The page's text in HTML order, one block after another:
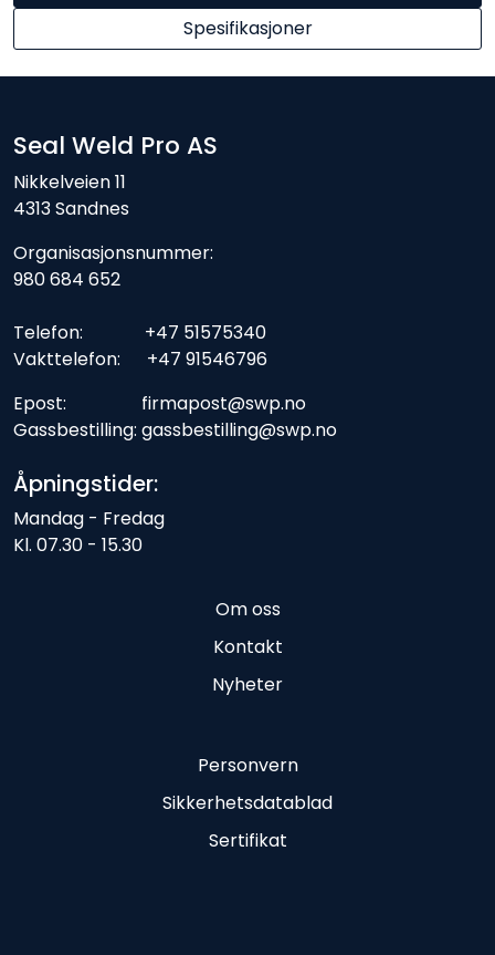
Spesifikasjoner
Seal Weld Pro AS
Nikkelveien 11
4313 Sandnes
Organisasjonsnummer:
980 684 652
Telefon: +47 51575340
Vakttelefon: +47 91546796
Epost: firmapost@swp.no
Gassbestilling: gassbestilling@swp.no
Åpningstider:
Mandag - Fredag
Kl. 07.30 - 15.30
Om oss
Kontakt
Nyheter
Personvern
Sikkerhetsdatablad
Sertifikat